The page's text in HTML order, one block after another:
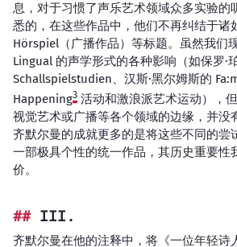
息，对于习惯了声乐艺术领域众多实验的
悉的，在这些作品中，他们不再纠结于诸
Hörspiel（广播作品）等标题。虽然我们
Lingual 的声学形式的各种影响（如保罗·
Schallspielstudien、汉斯·黑尔姆斯的
Happening3活动和激浪派艺术运动），但
视觉艺术或广播等各个领域的边缘，并没
齐默尔曼的成就更多的是将这些不同的尝
一部极具个性的统一作品，其历史重要性
价。
III.
齐默尔曼在他的注释中，将《一位年轻诗